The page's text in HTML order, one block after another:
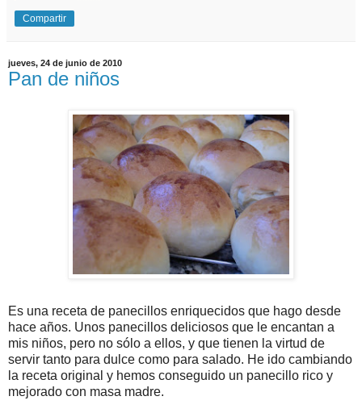
Compartir
jueves, 24 de junio de 2010
Pan de niños
Es una receta de panecillos enriquecidos que hago desde
hace años. Unos panecillos deliciosos que le encantan a
mis niños, pero no sólo a ellos, y que tienen la virtud de
servir tanto para dulce como para salado. He ido cambiando
la receta original y hemos conseguido un panecillo rico y
mejorado con masa madre.